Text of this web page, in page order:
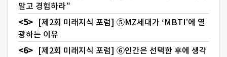
말고 경험하라”
[제2회 미래지식 포럼] ⑤MZ세대가 ‘MBTI’에 열
광하는 이유
[제2회 미래지식 포럼] ⑥인간은 선택한 후에 생각